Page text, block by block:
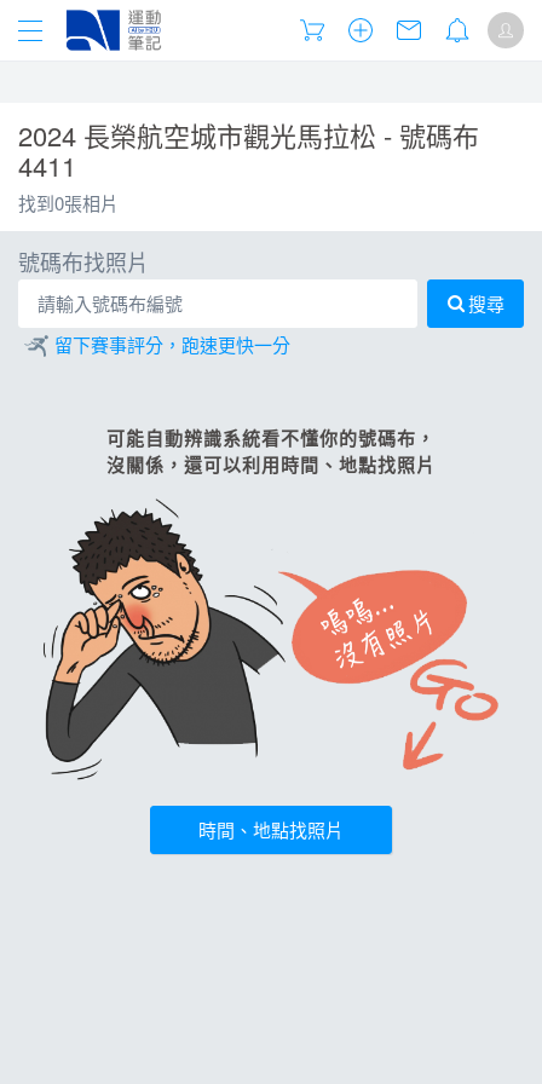
2024 長榮航空城市觀光馬拉松 - 號碼布
4411
找到0張相片
號碼布找照片
搜尋
留下賽事評分，跑速更快一分
可能自動辨識系統看不懂你的號碼布，
沒關係，還可以利用時間、地點找照片
時間、地點找照片